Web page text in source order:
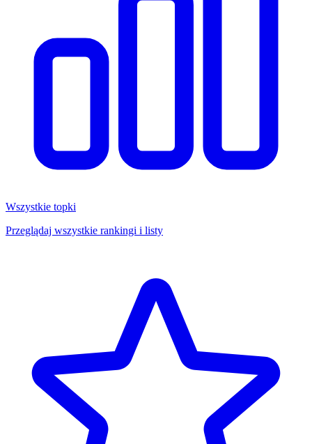
Wszystkie topki
Przeglądaj wszystkie rankingi i listy